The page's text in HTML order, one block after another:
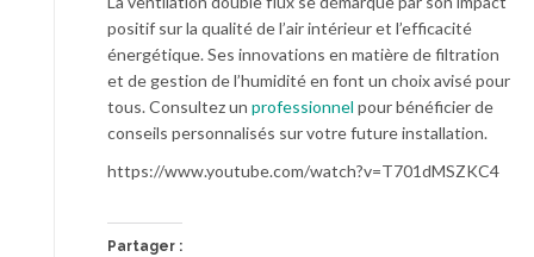
positif sur la qualité de l’air intérieur et l’efficacité
énergétique. Ses innovations en matière de filtration
et de gestion de l’humidité en font un choix avisé pour
tous. Consultez un professionnel pour bénéficier de
conseils personnalisés sur votre future installation.
https://www.youtube.com/watch?v=T701dMSZKC4
Partager :